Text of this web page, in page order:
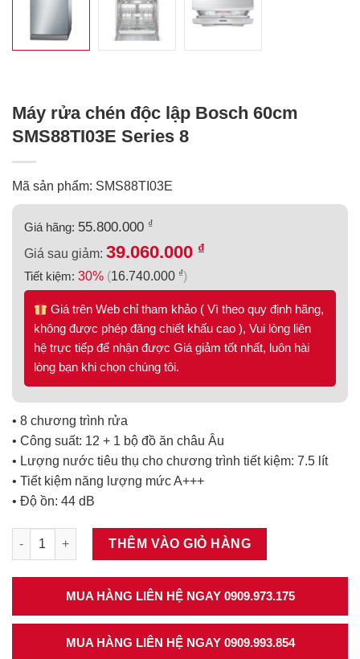
Máy rửa chén độc lập Bosch 60cm
SMS88TI03E Series 8
Mã sản phẩm: SMS88TI03E
Giá hãng: 55.800.000 ₫
Giá sau giảm: 39.060.000 ₫
Tiết kiệm: 30% (16.740.000 ₫)
Giá trên Web chỉ tham khảo ( Vì theo quy định hãng,
không được phép đăng chiết khấu cao ), Vui lòng liên
hệ trực tiếp để nhận được Giá giảm tốt nhất, luôn hài
lòng bạn khi chọn chúng tôi.
• 8 chương trình rửa
• Công suất: 12 + 1 bộ đồ ăn châu Âu
• Lượng nước tiêu thụ cho chương trình tiết kiệm: 7.5 lít
• Tiết kiệm năng lượng mức A+++
• Độ ồn: 44 dB
Máy rửa chén độc lập Bosch 60cm SMS88TI03E Series 8 số
THÊM VÀO GIỎ HÀNG
MUA HÀNG LIÊN HỆ NGAY 0909.973.175
MUA HÀNG LIÊN HỆ NGAY 0909.993.854